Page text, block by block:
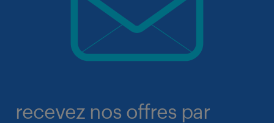
recevez nos offres par